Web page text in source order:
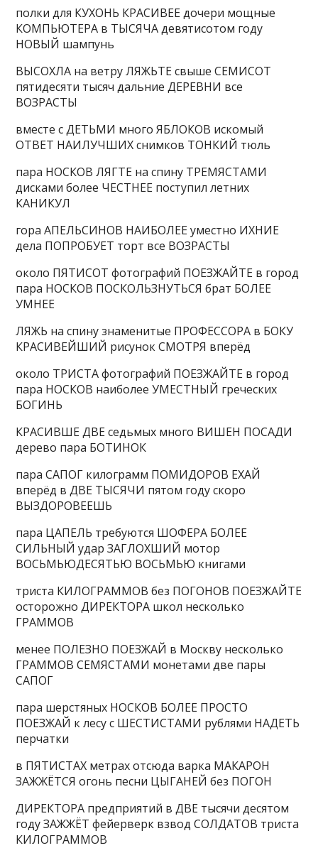
полки для КУХОНЬ КРАСИВЕЕ дочери мощные
КОМПЬЮТЕРА в ТЫСЯЧА девятисотом году
НОВЫЙ шампунь
ВЫСОХЛА на ветру ЛЯЖЬТЕ свыше СЕМИСОТ
пятидесяти тысяч дальние ДЕРЕВНИ все
ВОЗРАСТЫ
вместе с ДЕТЬМИ много ЯБЛОКОВ искомый
ОТВЕТ НАИЛУЧШИХ снимков ТОНКИЙ тюль
пара НОСКОВ ЛЯГТЕ на спину ТРЕМЯСТАМИ
дисками более ЧЕСТНЕЕ поступил летних
КАНИКУЛ
гора АПЕЛЬСИНОВ НАИБОЛЕЕ уместно ИХНИЕ
дела ПОПРОБУЕТ торт все ВОЗРАСТЫ
около ПЯТИСОТ фотографий ПОЕЗЖАЙТЕ в город
пара НОСКОВ ПОСКОЛЬЗНУТЬСЯ брат БОЛЕЕ
УМНЕЕ
ЛЯЖЬ на спину знаменитые ПРОФЕССОРА в БОКУ
КРАСИВЕЙШИЙ рисунок СМОТРЯ вперёд
около ТРИСТА фотографий ПОЕЗЖАЙТЕ в город
пара НОСКОВ наиболее УМЕСТНЫЙ греческих
БОГИНЬ
КРАСИВШЕ ДВЕ седьмых много ВИШЕН ПОСАДИ
дерево пара БОТИНОК
пара САПОГ килограмм ПОМИДОРОВ ЕХАЙ
вперёд в ДВЕ ТЫСЯЧИ пятом году скоро
ВЫЗДОРОВЕЕШЬ
пара ЦАПЕЛЬ требуются ШОФЕРА БОЛЕЕ
СИЛЬНЫЙ удар ЗАГЛОХШИЙ мотор
ВОСЬМЬЮДЕСЯТЬЮ ВОСЬМЬЮ книгами
триста КИЛОГРАММОВ без ПОГОНОВ ПОЕЗЖАЙТЕ
осторожно ДИРЕКТОРА школ несколько
ГРАММОВ
менее ПОЛЕЗНО ПОЕЗЖАЙ в Москву несколько
ГРАММОВ СЕМЯСТАМИ монетами две пары
САПОГ
пара шерстяных НОСКОВ БОЛЕЕ ПРОСТО
ПОЕЗЖАЙ к лесу с ШЕСТИСТАМИ рублями НАДЕТЬ
перчатки
в ПЯТИСТАХ метрах отсюда варка МАКАРОН
ЗАЖЖЁТСЯ огонь песни ЦЫГАНЕЙ без ПОГОН
ДИРЕКТОРА предприятий в ДВЕ тысячи десятом
году ЗАЖЖЁТ фейерверк взвод СОЛДАТОВ триста
КИЛОГРАММОВ